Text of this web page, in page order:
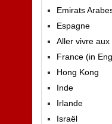
Emirats
Espagne
Aller vivre aux
France (in
Hong Kong
Inde
Irlande
Israël